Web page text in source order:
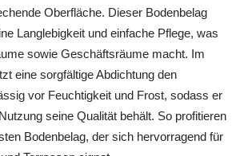
Oberfläche. Dieser Bodenbelag
Langlebigkeit und einfache Pflege, was
sowie Geschäftsräume macht. Im
eine sorgfältige Abdichtung den
vor Feuchtigkeit und Frost, sodass er
seine Qualität behält. So profitieren
Bodenbelag, der sich hervorragend für